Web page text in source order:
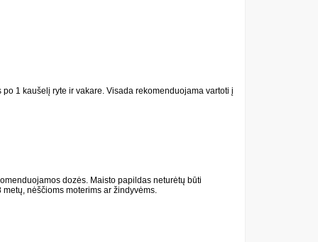
1 kaušelį ryte ir vakare. Visada rekomenduojama vartoti į
dozės. Maisto papildas neturėtų būti
nėščioms moterims ar žindyvėms.